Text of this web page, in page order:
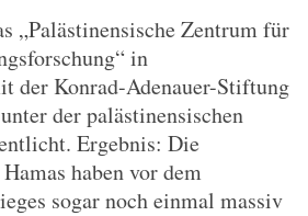
„Palästinensische Zentrum für
in
der Konrad-Adenauer-Stiftung
der palästinensischen
Ergebnis: Die
haben vor dem
sogar noch einmal massiv